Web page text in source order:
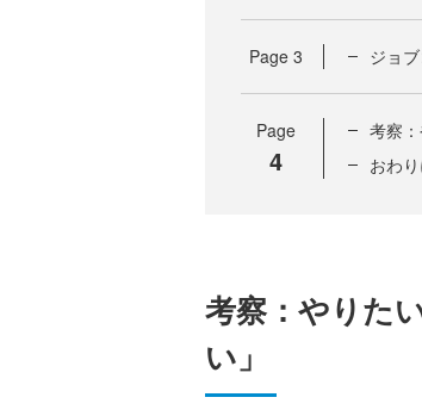
Page 3 ジョ
Page
4
考察
おわ
考察：やりた
い」